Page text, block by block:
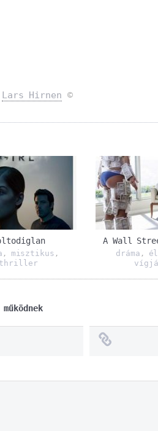
Lars Hirnen ©
, misztikus ,
thriller
A Wall
dráma ,